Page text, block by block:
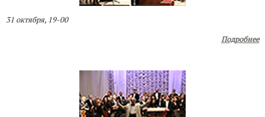
31 октября, 19-00
Подробнее